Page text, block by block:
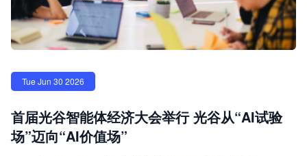
Tue Jun 30 2026
首届光谷智能体经济大会举行 光谷从“AI试验
场”迈向“AI价值场”